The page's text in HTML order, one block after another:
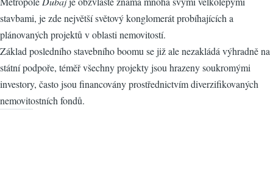
stavbami, je zde největší světový konglomerát probíhajících a
plánovaných projektů v oblasti nemovitostí.
Základ posledního stavebního boomu se již ale nezakládá výhradně na
státní podpoře, téměř všechny projekty jsou hrazeny soukromými
investory, často jsou financovány prostřednictvím diverzifikovaných
nemovitostních fondů.